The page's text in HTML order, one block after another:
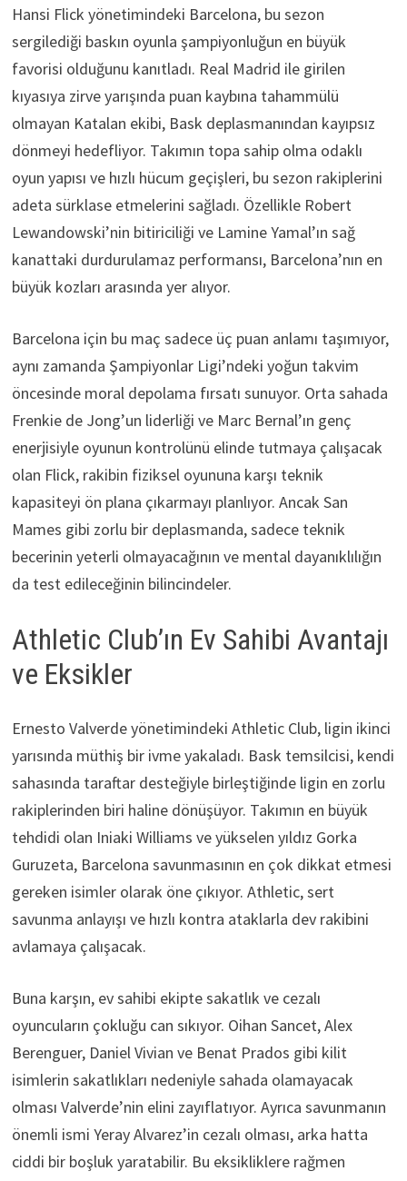
Hansi Flick yönetimindeki Barcelona, bu sezon
sergilediği baskın oyunla şampiyonluğun en büyük
favorisi olduğunu kanıtladı. Real Madrid ile girilen
kıyasıya zirve yarışında puan kaybına tahammülü
olmayan Katalan ekibi, Bask deplasmanından kayıpsız
dönmeyi hedefliyor. Takımın topa sahip olma odaklı
oyun yapısı ve hızlı hücum geçişleri, bu sezon rakiplerini
adeta sürklase etmelerini sağladı. Özellikle Robert
Lewandowski’nin bitiriciliği ve Lamine Yamal’ın sağ
kanattaki durdurulamaz performansı, Barcelona’nın en
büyük kozları arasında yer alıyor.
Barcelona için bu maç sadece üç puan anlamı taşımıyor,
aynı zamanda Şampiyonlar Ligi’ndeki yoğun takvim
öncesinde moral depolama fırsatı sunuyor. Orta sahada
Frenkie de Jong’un liderliği ve Marc Bernal’ın genç
enerjisiyle oyunun kontrolünü elinde tutmaya çalışacak
olan Flick, rakibin fiziksel oyununa karşı teknik
kapasiteyi ön plana çıkarmayı planlıyor. Ancak San
Mames gibi zorlu bir deplasmanda, sadece teknik
becerinin yeterli olmayacağının ve mental dayanıklılığın
da test edileceğinin bilincindeler.
Athletic Club’ın Ev Sahibi Avantajı
ve Eksikler
Ernesto Valverde yönetimindeki Athletic Club, ligin ikinci
yarısında müthiş bir ivme yakaladı. Bask temsilcisi, kendi
sahasında taraftar desteğiyle birleştiğinde ligin en zorlu
rakiplerinden biri haline dönüşüyor. Takımın en büyük
tehdidi olan Iniaki Williams ve yükselen yıldız Gorka
Guruzeta, Barcelona savunmasının en çok dikkat etmesi
gereken isimler olarak öne çıkıyor. Athletic, sert
savunma anlayışı ve hızlı kontra ataklarla dev rakibini
avlamaya çalışacak.
Buna karşın, ev sahibi ekipte sakatlık ve cezalı
oyuncuların çokluğu can sıkıyor. Oihan Sancet, Alex
Berenguer, Daniel Vivian ve Benat Prados gibi kilit
isimlerin sakatlıkları nedeniyle sahada olamayacak
olması Valverde’nin elini zayıflatıyor. Ayrıca savunmanın
önemli ismi Yeray Alvarez’in cezalı olması, arka hatta
ciddi bir boşluk yaratabilir. Bu eksikliklere rağmen